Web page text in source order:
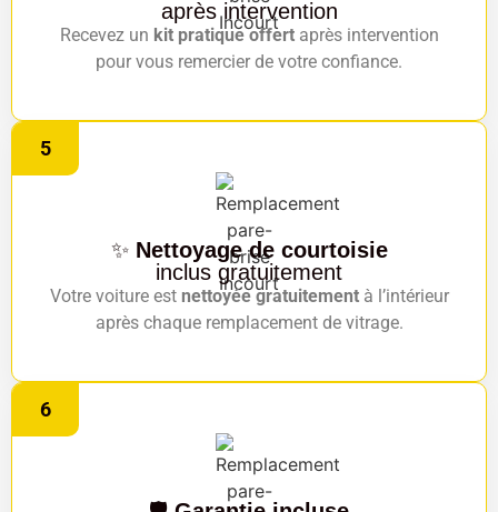
après intervention
Recevez un kit pratique offertaprès intervention
pour vous remercier de votre confiance.
5
✨ Nettoyage de courtoisie
inclus gratuitement
Votre voiture est nettoyée gratuitementà l’intérieur
après chaque remplacement de vitrage.
6